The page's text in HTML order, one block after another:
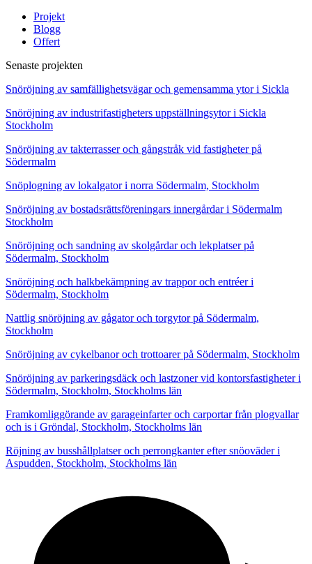
Projekt
Blogg
Offert
Senaste projekten
Snöröjning av samfällighetsvägar och gemensamma ytor i Sickla
Snöröjning av industrifastigheters uppställningsytor i Sickla
Stockholm
Snöröjning av takterrasser och gångstråk vid fastigheter på
Södermalm
Snöplogning av lokalgator i norra Södermalm, Stockholm
Snöröjning av bostadsrättsföreningars innergårdar i Södermalm
Stockholm
Snöröjning och sandning av skolgårdar och lekplatser på
Södermalm, Stockholm
Snöröjning och halkbekämpning av trappor och entréer i
Södermalm, Stockholm
Nattlig snöröjning av gågator och torgytor på Södermalm,
Stockholm
Snöröjning av cykelbanor och trottoarer på Södermalm, Stockholm
Snöröjning av parkeringsdäck och lastzoner vid kontorsfastigheter i
Södermalm, Stockholm, Stockholms län
Framkomliggörande av garageinfarter och carportar från plogvallar
och is i Gröndal, Stockholm, Stockholms län
Röjning av busshållplatser och perrongkanter efter snöoväder i
Aspudden, Stockholm, Stockholms län